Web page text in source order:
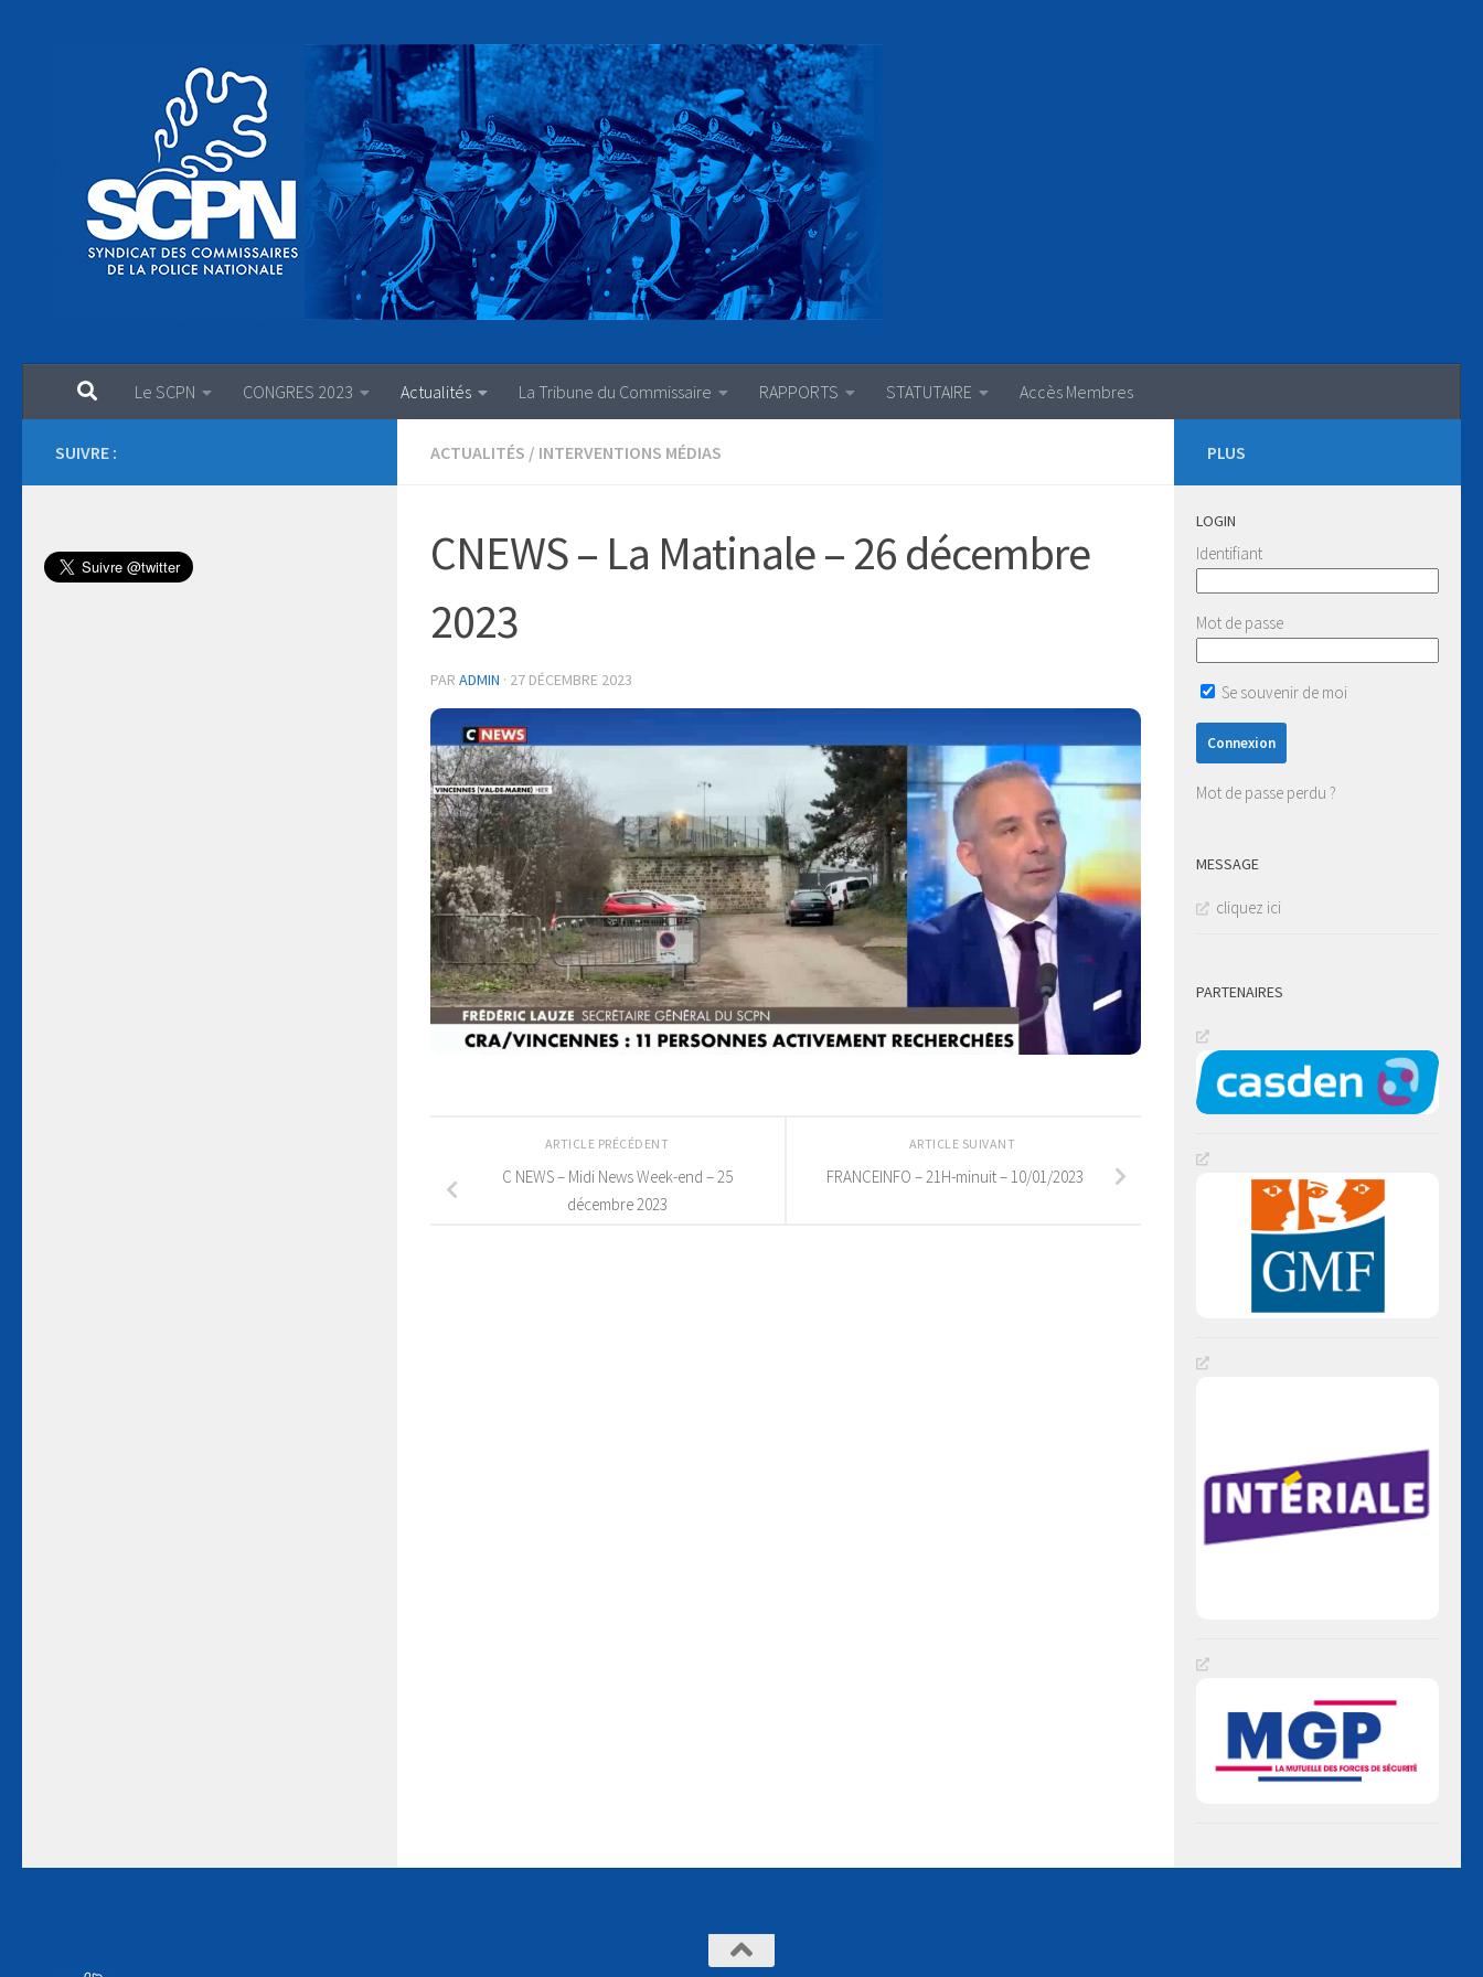
Le SCPN CONGRES 2023 Actualités La Tribune du Commissaire RAPPORTS STATUTAIRE Accès Membres
ACTUALITÉS / INTERVENTIONS MÉDIAS
CNEWS – La Matinale – 26 décembre
2023
PAR ADMIN · 27 DÉCEMBRE 2023
ARTICLE SUIVANT
FRANCEINFO – 21H-minuit – 10/01/2023
ARTICLE PRÉCÉDENT
C NEWS – Midi News Week-end – 25
décembre 2023
SUIVRE : PLUS
LOGIN
Identifiant
Mot de passe
Se souvenir de moi
Mot de passe perdu ?
MESSAGE
cliquez ici
PARTENAIRES